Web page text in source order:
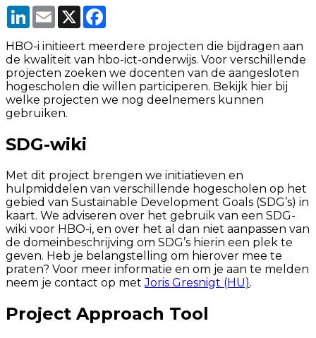
LinkedInEmail X
HBO-i initieert meerdere projecten die bijdragen aan
de kwaliteit van hbo-ict-onderwijs. Voor verschillende
projecten zoeken we docenten van de aangesloten
hogescholen die willen participeren. Bekijk hier bij
welke projecten we nog deelnemers kunnen
gebruiken.
SDG-wiki
Met dit project brengen we initiatieven en
hulpmiddelen van verschillende hogescholen op het
gebied van Sustainable Development Goals (SDG’s) in
kaart. We adviseren over het gebruik van een SDG-
wiki voor HBO-i, en over het al dan niet aanpassen van
de domeinbeschrijving om SDG’s hierin een plek te
geven. Heb je belangstelling om hierover mee te
praten? Voor meer informatie en om je aan te melden
neem je contact op metJoris Gresnigt (HU).
Project Approach Tool